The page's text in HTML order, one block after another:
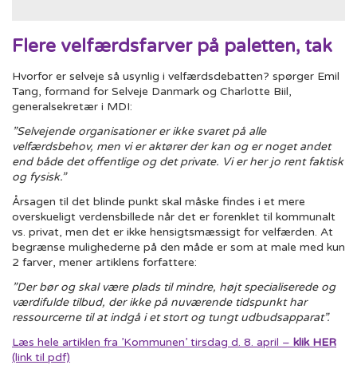
Flere velfærdsfarver på paletten, tak
Hvorfor er selveje så usynlig i velfærdsdebatten? spørger Emil
Tang, formand for Selveje Danmark og Charlotte Biil,
generalsekretær i MDI:
”Selvejende organisationer er ikke svaret på alle
velfærdsbehov, men vi er aktører der kan og er noget andet
end både det offentlige og det private. Vi er her jo rent faktisk
og fysisk.”
Årsagen til det blinde punkt skal måske findes i et mere
overskueligt verdensbillede når det er forenklet til kommunalt
vs. privat, men det er ikke hensigtsmæssigt for velfærden. At
begrænse mulighederne på den måde er som at male med kun
2 farver, mener artiklens forfattere:
”Der bør og skal være plads til mindre, højt specialiserede og
værdifulde tilbud, der ikke på nuværende tidspunkt har
ressourcerne til at indgå i et stort og tungt udbudsapparat”.
Læs hele artiklen fra ’Kommunen’ tirsdag d. 8. april – klik HER
(link til pdf)